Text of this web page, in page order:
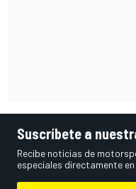
Suscríbete a
Recibe noticias de
especiales directamente